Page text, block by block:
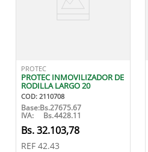
PROTEC
PROTEC INMOVILIZADOR DE
RODILLA LARGO 20
COD: 2110708
Base:Bs.27675.67
IVA: Bs.4428.11
32.103,78
REF 42.43